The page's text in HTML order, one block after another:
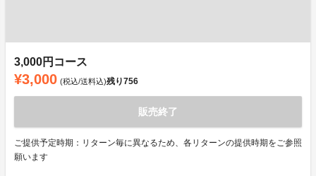
3,000円コース
¥3,000 (税込/送料込)残り756
販売終了
ご提供予定時期：リターン毎に異なるため、各リターンの提供時期をご参照
願います